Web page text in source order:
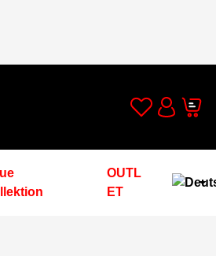
Wishlist
Cart
OUTL
ET